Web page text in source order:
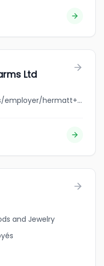
Ltd
jobbank.gc.ca/browsejobs/employer/hermatt+dairy+farms+ltd/ca
and Jewelry